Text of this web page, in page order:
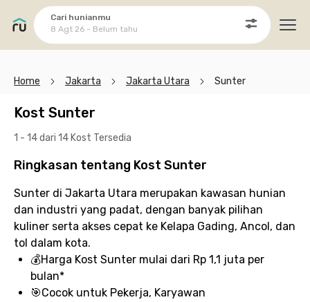
Cari hunianmu
8 Agt 26 - Belum tahu
Home Jakarta Jakarta Utara Sunter
Kost Sunter
1 - 14 dari 14 Kost Tersedia
Ringkasan tentang Kost Sunter
Sunter di Jakarta Utara merupakan kawasan hunian
dan industri yang padat, dengan banyak pilihan
kuliner serta akses cepat ke Kelapa Gading, Ancol, dan
tol dalam kota.
💰Harga Kost Sunter mulai dari Rp 1,1 juta per
bulan*
🎯Cocok untuk Pekerja, Karyawan